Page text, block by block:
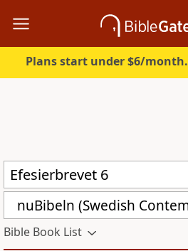
Plans start under $6/month.
Bible Book List